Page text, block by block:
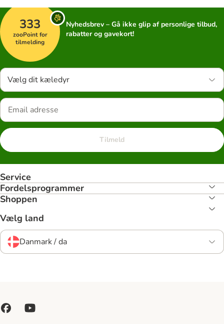
333
zooPoint for
tilmelding
Nyhedsbrev – Gå ikke glip af personlige tilbud,
rabatter og gavekort!
Vælg dit kæledyr
Tilmeld
Service
Fordelsprogrammer
Shoppen
Vælg land
Danmark / da